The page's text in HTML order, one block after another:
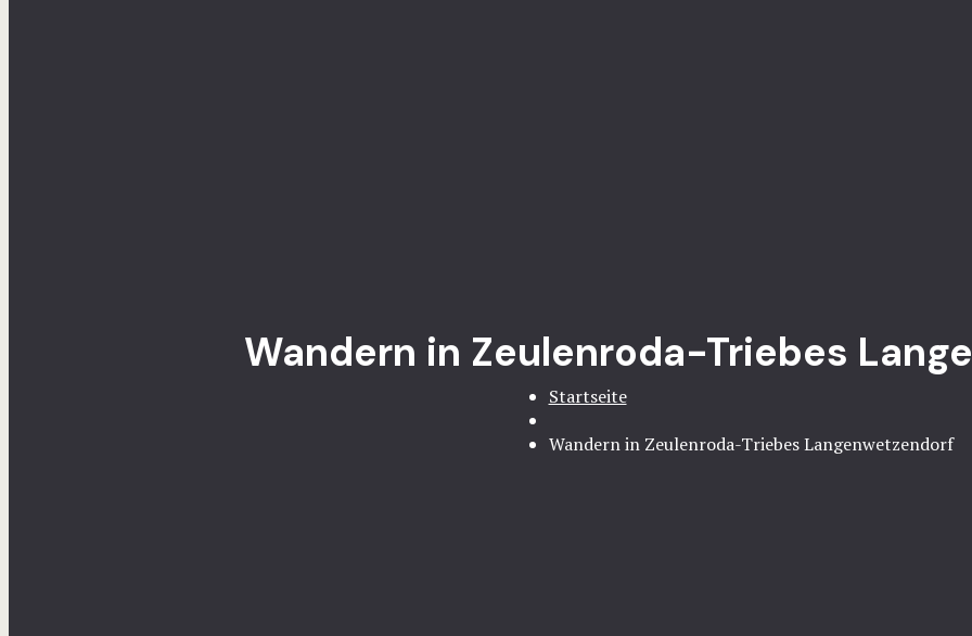
Wandern in Zeulenroda-Triebes
Startseite
Wandern in Zeulenroda-Triebes Langenwetzendorf